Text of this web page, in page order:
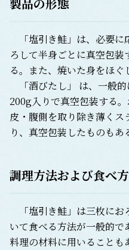
「塩引き鮭」は、必要に
ろして半身ごとに真空包
る。また、焼いた身をほぐ
「酒びたし」 は、一般
200g入りで真空包装する
皮・腹側を取り除き薄く
り、真空包装したものもあ
調理方法および食べ方
「塩引き鮭」は三枚にお
いて食べる方法が一般的
料理の材料に用いること